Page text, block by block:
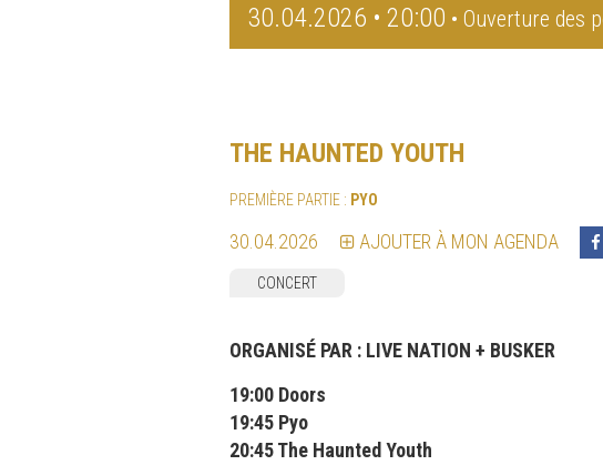
30.04.2026 • 20:00 • Ouverture des
THE HAUNTED YOUTH
PREMIÈRE PARTIE : PYO
30.04.2026 AJOUTER À MON AGENDA
CONCERT
ORGANISÉ PAR : LIVE NATION + BUSKER
19:00 Doors
19:45 Pyo
20:45 The Haunted Youth